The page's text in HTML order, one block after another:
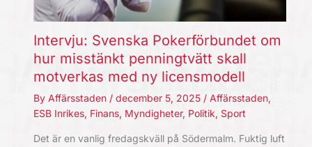
Intervju: Svenska Pokerförbundet om
hur misstänkt penningtvätt skall
motverkas med ny licensmodell
By Affärsstaden / december 5, 2025 / Affärsstaden,
ESB Inrikes, Finans, Myndigheter, Politik, Sport
Det är en vanlig fredagskväll på Södermalm. Fuktig luft